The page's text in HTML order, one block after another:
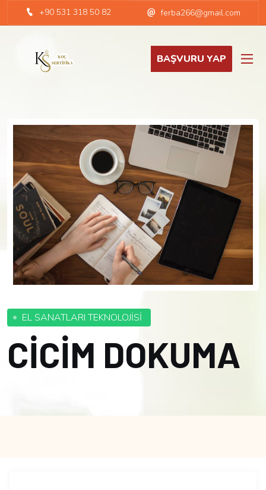
+90 531 318 50 82 ferba266@gmail.com
BAŞVURU YAP
EL SANATLARI TEKNOLOJİSİ
CİCİM DOKUMA